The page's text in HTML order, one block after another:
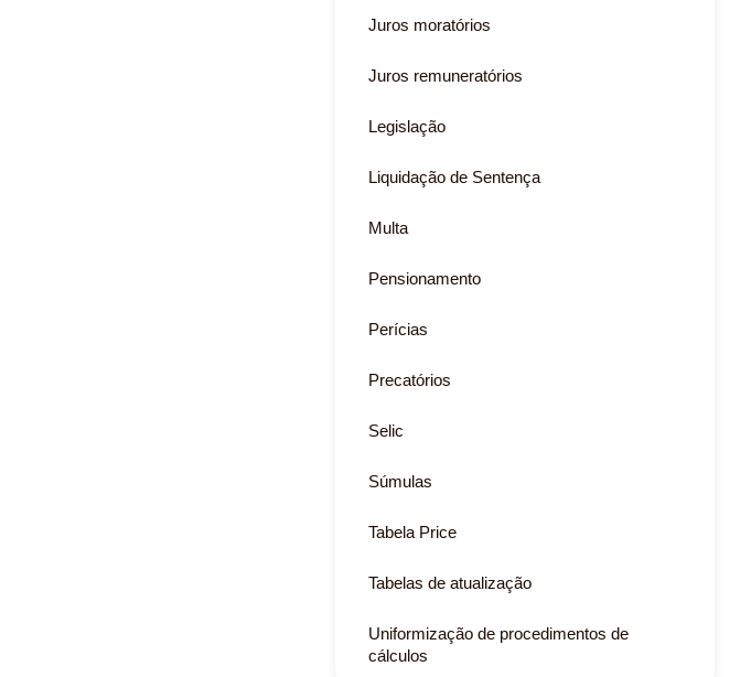
Juros moratórios
Juros remuneratórios
Legislação
Liquidação de Sentença
Multa
Pensionamento
Perícias
Precatórios
Selic
Súmulas
Tabela Price
Tabelas de atualização
Uniformização de procedimentos de
cálculos